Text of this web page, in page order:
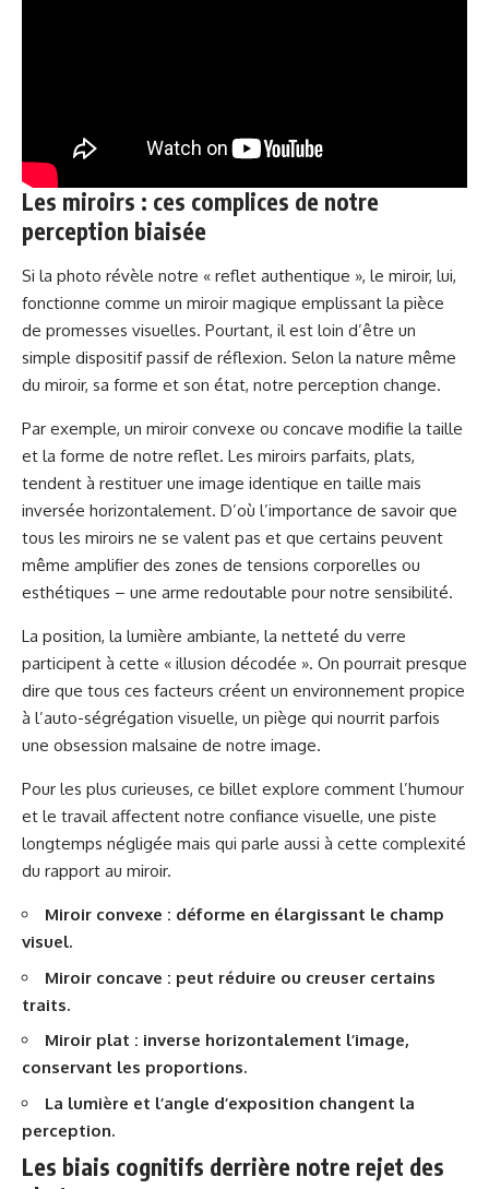
Les miroirs : ces complices de notre
perception biaisée
Si la photo révèle notre « reflet authentique », le miroir, lui,
fonctionne comme un miroir magique emplissant la pièce
de promesses visuelles. Pourtant, il est loin d’être un
simple dispositif passif de réflexion. Selon la nature même
du miroir, sa forme et son état, notre perception change.
Par exemple, un miroir convexe ou concave modifie la taille
et la forme de notre reflet. Les miroirs parfaits, plats,
tendent à restituer une image identique en taille mais
inversée horizontalement. D’où l’importance de savoir que
tous les miroirs ne se valent pas et que certains peuvent
même amplifier des zones de tensions corporelles ou
esthétiques – une arme redoutable pour notre sensibilité.
La position, la lumière ambiante, la netteté du verre
participent à cette « illusion décodée ». On pourrait presque
dire que tous ces facteurs créent un environnement propice
à l’auto-ségrégation visuelle, un piège qui nourrit parfois
une obsession malsaine de notre image.
Pour les plus curieuses, ce billet explore comment l’humour
et le travail affectent notre confiance visuelle, une piste
longtemps négligée mais qui parle aussi à cette complexité
du rapport au miroir.
Miroir convexe : déforme en élargissant le champ
visuel.
Miroir concave : peut réduire ou creuser certains
traits.
Miroir plat : inverse horizontalement l’image,
conservant les proportions.
La lumière et l’angle d’exposition changent la
perception.
Les biais cognitifs derrière notre rejet des